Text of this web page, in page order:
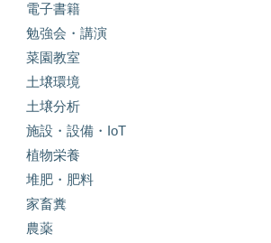
電子書籍
勉強会・講演
菜園教室
土壌環境
土壌分析
施設・設備・IoT
植物栄養
堆肥・肥料
家畜糞
農薬